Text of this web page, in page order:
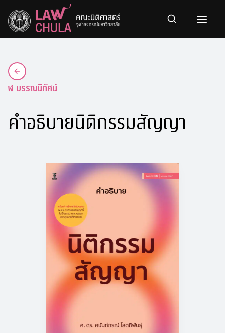
content
ฬ บรรณนิทัศน์
คำอธิบายนิติกรรมสัญญา